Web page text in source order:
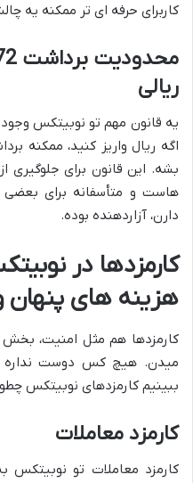
کاربرای حرفه ای تر ممکنه یه
ریالی
یه قانون مهم تو نوبیتکس
بشه. این قانون برای جلوگیری
هاست و متأسفانه برای بعضی
دارن، آزاردهنده بوده.
کارمزدها در
هزینه های پنهان
کارمزدها هم مثل امنیت،
میدن. هیچ کس دوست نداره
ببینیم کارمزدهای نوبیتکس
کارمزد معاملات